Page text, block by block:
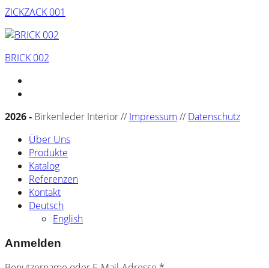
ZICKZACK 001
BRICK 002
2026 - Birkenleder Interior // Impressum // Datenschutz
Über Uns
Produkte
Katalog
Referenzen
Kontakt
Deutsch
English
Anmelden